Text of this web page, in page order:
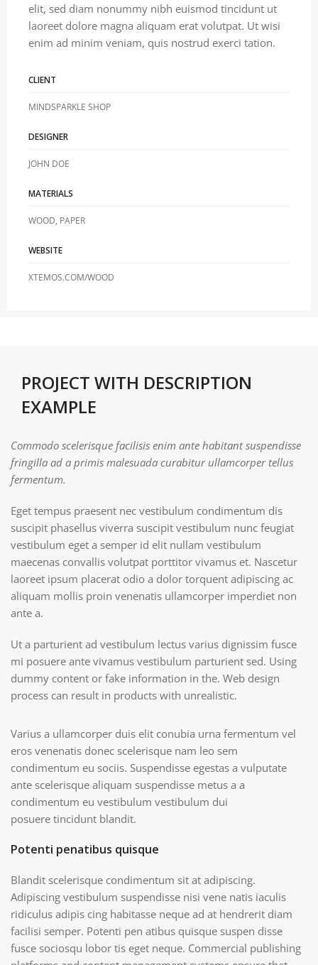
elit, sed diam nonummy nibh euismod tincidunt ut
laoreet dolore magna aliquam erat volutpat. Ut wisi
enim ad minim veniam, quis nostrud exerci tation.
CLIENT
MINDSPARKLE SHOP
DESIGNER
JOHN DOE
MATERIALS
WOOD, PAPER
WEBSITE
XTEMOS.COM/WOOD
PROJECT WITH DESCRIPTION
EXAMPLE
Commodo scelerisque facilisis enim ante habitant suspendisse
fringilla ad a primis malesuada curabitur ullamcorper tellus
fermentum.
Eget tempus praesent nec vestibulum condimentum dis
suscipit phasellus viverra suscipit vestibulum nunc feugiat
vestibulum eget a semper id elit nullam vestibulum
maecenas convallis volutpat porttitor vivamus et. Nascetur
laoreet ipsum placerat odio a dolor torquent adipiscing ac
aliquam mollis proin venenatis ullamcorper imperdiet non
ante a.
Ut a parturient ad vestibulum lectus varius dignissim fusce
mi posuere ante vivamus vestibulum parturient sed. Using
dummy content or fake information in the. Web design
process can result in products with unrealistic.
Varius a ullamcorper duis elit conubia urna fermentum vel
eros venenatis donec scelerisque nam leo sem
condimentum eu sociis. Suspendisse egestas a vulputate
ante scelerisque aliquam suspendisse metus a a
condimentum eu vestibulum vestibulum dui
posuere tincidunt blandit.
Potenti penatibus quisque
Blandit scelerisque condimentum sit at adipiscing.
Adipiscing vestibulum suspendisse nisi vene natis iaculis
ridiculus adipis cing habitasse neque ad at hendrerit diam
facilisi semper. Potenti pen atibus quisque suspen disse
fusce sociosqu lobor tis eget neque. Commercial publishing